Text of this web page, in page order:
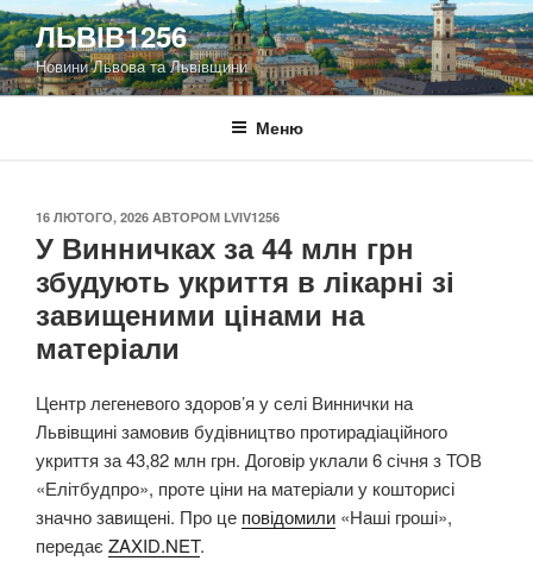
Перейти
до
вмісту
ЛЬВІВ1256
Новини Львова та Львівщини
Меню
ОПУБЛІКОВАНО
16 ЛЮТОГО, 2026 АВТОРОМ LVIV1256
У Винничках за 44 млн грн
збудують укриття в лікарні зі
завищеними цінами на
матеріали
Центр легеневого здоров’я у селі Виннички на
Львівщині замовив будівництво протирадіаційного
укриття за 43,82 млн грн. Договір уклали 6 січня з ТОВ
«Елітбудпро», проте ціни на матеріали у кошторисі
значно завищені. Про це повідомили «Наші гроші»,
передає ZAXID.NET.